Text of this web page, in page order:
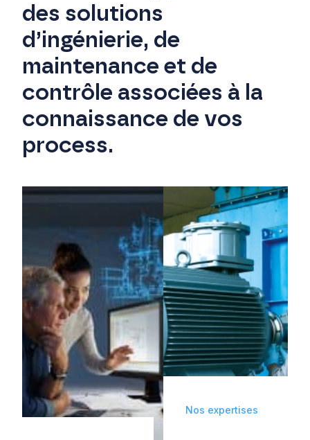
des solutions
d’ingénierie, de
maintenance et de
contrôle associées à la
connaissance de vos
process.
Nos expertises